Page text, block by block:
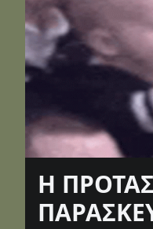
Η